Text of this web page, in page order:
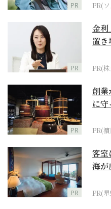
PR PR(
PR
金利
置
PR(
PR
創
に
PR(
PR
客室
海が
PR(